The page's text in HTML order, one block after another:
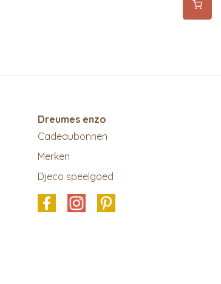
Dreumes enzo
Cadeaubonnen
Merken
Djeco speelgoed